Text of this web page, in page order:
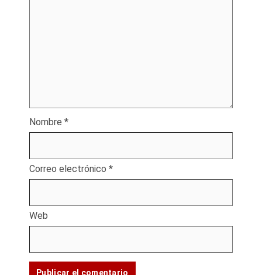
Nombre *
Correo electrónico *
Web